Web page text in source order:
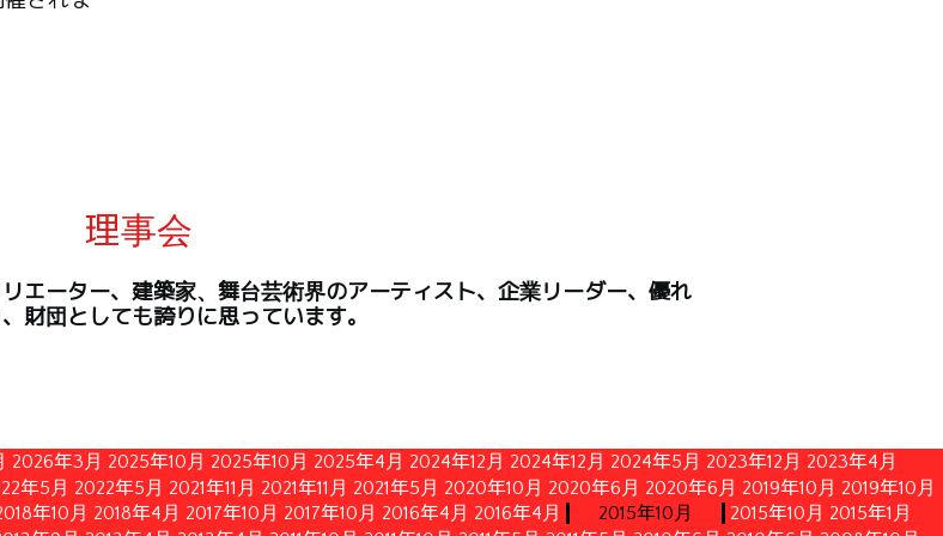
理事会
エーター、建築家、舞台芸術界のアーティスト、企業リーダー、優れ
財団としても誇りに思っています。
2026年3月 2025年10月 2025年10月 2025年4月 2024年12月 2024年12月 2024年5月 2023年12月 2023年4月
年5月 2022年5月 2021年11月 2021年11月 2021年5月 2020年10月 2020年6月 2020年6月 2019年10月 2019年10月
年10月 2018年4月 2017年10月 2017年10月 2016年4月 2016年4月 2015年10月 2015年10月 2015年1月